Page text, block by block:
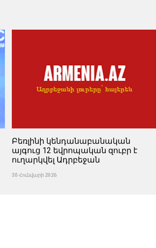
Բեռլինի կենդանաբանական
այգուց 12 եվրոպական զուբր է
ուղարկվել Ադրբեջան
30 Հունվարի 2026